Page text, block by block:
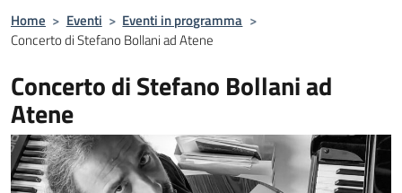
Home > Eventi > Eventi in programma >
Concerto di Stefano Bollani ad Atene
Concerto di Stefano Bollani ad
Atene